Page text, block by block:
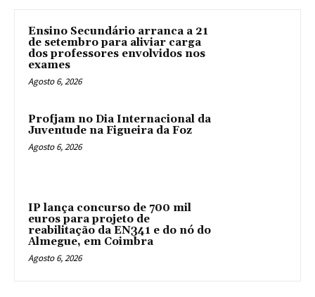
Ensino Secundário arranca a 21
de setembro para aliviar carga
dos professores envolvidos nos
exames
Agosto 6, 2026
Profjam no Dia Internacional da
Juventude na Figueira da Foz
Agosto 6, 2026
IP lança concurso de 700 mil
euros para projeto de
reabilitação da EN341 e do nó do
Almegue, em Coimbra
Agosto 6, 2026